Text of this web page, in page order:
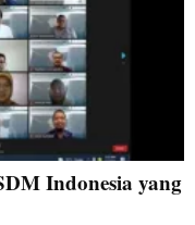
Indonesia yang